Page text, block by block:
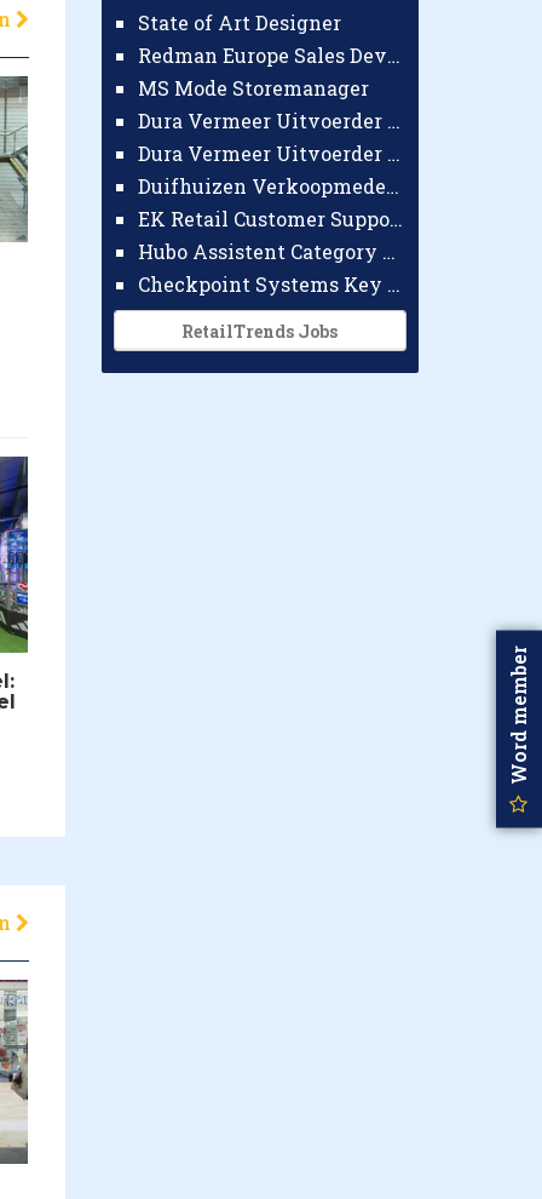
State of Art Designer
Redman Europe Sales Developer (Europe)
MS Mode Storemanager
Dura Vermeer Uitvoerder GWW Amsterdam
Dura Vermeer Uitvoerder Civiel Nijmegen
Duifhuizen Verkoopmedewerker Ridderkerk
EK Retail Customer Support Omnichannel
Hubo Assistent Category Manager
Checkpoint Systems Key Accountmanager Benelux
RetailTrends Jobs
Word member